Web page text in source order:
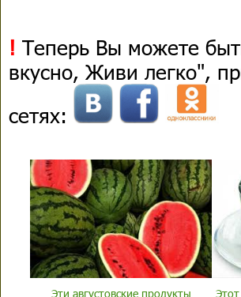
! Теперь Вы можете
вкусно, Живи легко",
сетях:
Эти августовские продукты